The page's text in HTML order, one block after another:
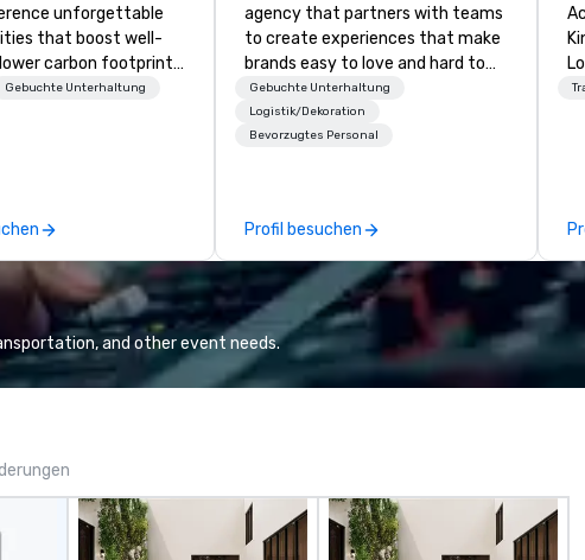
unforgettable
that boost well-
carbon footprints.
world on the run with
Gebuchte Unterhaltung
agency that partners with teams
to create experiences that make
brands easy to love and hard to
forget. Most companies already
know what makes them easy to
love; we help teams design
Gebuchte Unterhaltung
Logistik/Dekoration
Bevorzugtes Personal
Profil besuchen
6
and other event needs.